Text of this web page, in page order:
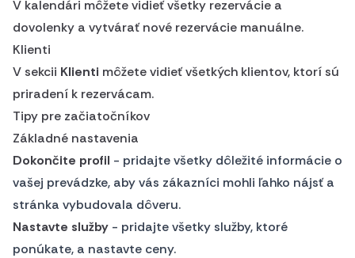
V kalendári môžete vidieť všetky rezervácie a
dovolenky a vytvárať nové rezervácie manuálne.
Klienti
V sekcii Klienti môžete vidieť všetkých klientov, ktorí sú
priradení k rezervácam.
Tipy pre začiatočníkov
Základné nastavenia
Dokončite profil - pridajte všetky dôležité informácie o
vašej prevádzke, aby vás zákazníci mohli ľahko nájsť a
stránka vybudovala dôveru.
Nastavte služby - pridajte všetky služby, ktoré
ponúkate, a nastavte ceny.